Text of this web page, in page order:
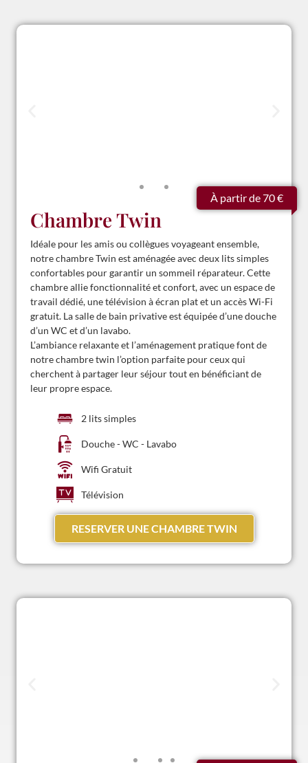
À partir de 70 €
Chambre Twin
Idéale pour les amis ou collègues voyageant ensemble,
notre chambre Twin est aménagée avec deux lits simples
confortables pour garantir un sommeil réparateur. Cette
chambre allie fonctionnalité et confort, avec un espace de
travail dédié, une télévision à écran plat et un accès Wi-Fi
gratuit. La salle de bain privative est équipée d’une douche
d’un WC et d’un lavabo.
L’ambiance relaxante et l’aménagement pratique font de
notre chambre twin l’option parfaite pour ceux qui
cherchent à partager leur séjour tout en bénéficiant de
leur propre espace.
2 lits simples
Douche - WC - Lavabo
Wifi Gratuit
Télévision
RESERVER UNE CHAMBRE TWIN